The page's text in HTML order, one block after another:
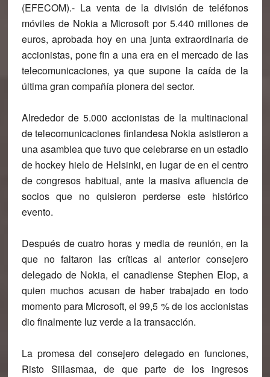
(EFECOM).- La venta de la división de teléfonos
móviles de Nokia a Microsoft por 5.440 millones de
euros, aprobada hoy en una junta extraordinaria de
accionistas, pone fin a una era en el mercado de las
telecomunicaciones, ya que supone la caída de la
última gran compañía pionera del sector.
Alrededor de 5.000 accionistas de la multinacional
de telecomunicaciones finlandesa Nokia asistieron a
una asamblea que tuvo que celebrarse en un estadio
de hockey hielo de Helsinki, en lugar de en el centro
de congresos habitual, ante la masiva afluencia de
socios que no quisieron perderse este histórico
evento.
Después de cuatro horas y media de reunión, en la
que no faltaron las críticas al anterior consejero
delegado de Nokia, el canadiense Stephen Elop, a
quien muchos acusan de haber trabajado en todo
momento para Microsoft, el 99,5 % de los accionistas
dio finalmente luz verde a la transacción.
La promesa del consejero delegado en funciones,
Risto Siilasmaa, de que parte de los ingresos